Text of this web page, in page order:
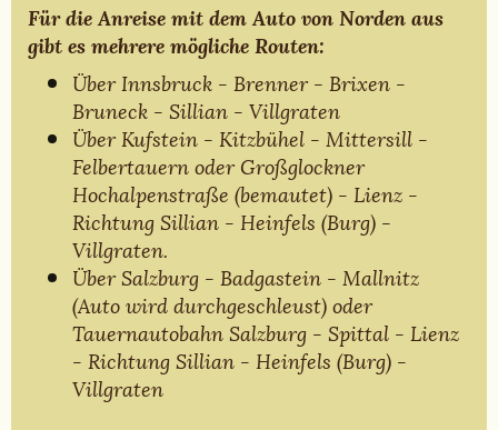
Für die Anreise mit dem Auto von Norden aus
gibt es mehrere mögliche Routen:
Über Innsbruck - Brenner - Brixen -
Bruneck - Sillian - Villgraten
Über Kufstein - Kitzbühel - Mittersill -
Felbertauern oder Großglockner
Hochalpenstraße (bemautet) - Lienz -
Richtung Sillian - Heinfels (Burg) -
Villgraten.
Über Salzburg - Badgastein - Mallnitz
(Auto wird durchgeschleust) oder
Tauernautobahn Salzburg - Spittal - Lienz
- Richtung Sillian - Heinfels (Burg) -
Villgraten